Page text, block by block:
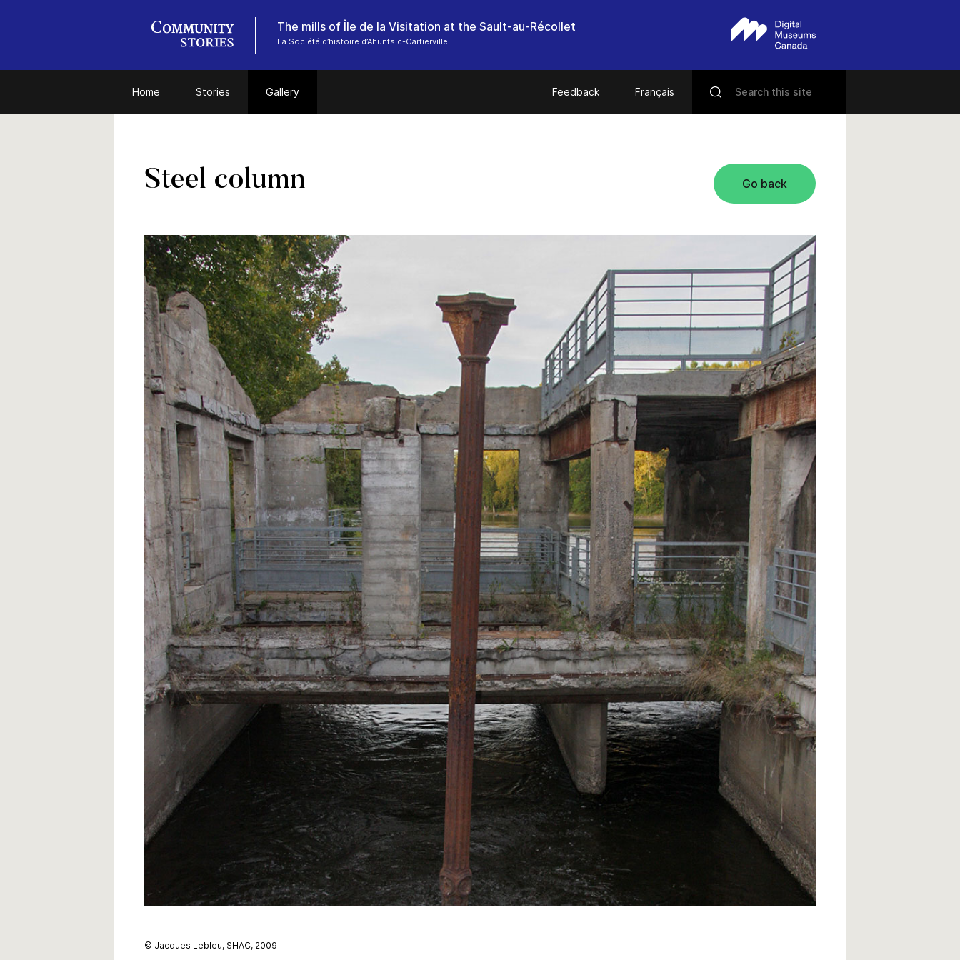
The mills of Île de la Visitation at the Sault-au-Récollet
La Société d’histoire d’Ahuntsic-Cartierville
Home Stories Gallery Feedback Français
Go back
Steel column
© Jacques Lebleu, SHAC, 2009